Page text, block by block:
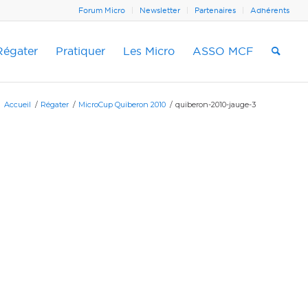
Forum Micro Newsletter Partenaires Adhérents
Pratiquer Les Micro ASSO MCF
Accueil / Régater / MicroCup Quiberon 2010 / quiberon-2010-jauge-3